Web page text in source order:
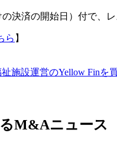
決済の開始日）付で、
ら 】
施設運営のYellow Finを
M&Aニュース